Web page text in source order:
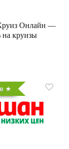
Онлайн —
на круизы